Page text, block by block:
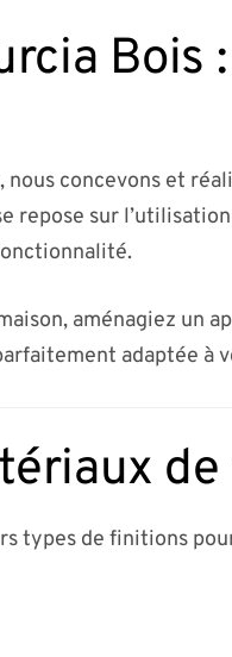
Bois
, nous concevons et
repose sur
aménagiez un
adaptée à
types de finitions